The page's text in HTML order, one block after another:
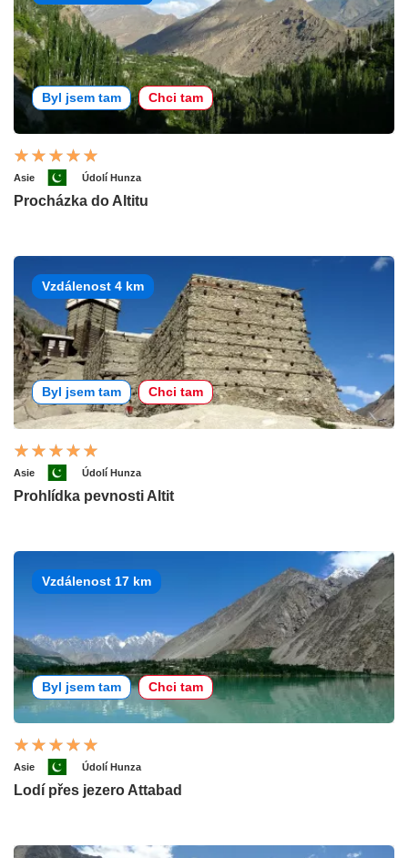
Byl jsem tam Chci tam
Asie Údolí Hunza
Procházka do Altitu
Vzdálenost 4 km
Byl jsem tam Chci tam
Asie Údolí Hunza
Prohlídka pevnosti Altit
Vzdálenost 17 km
Byl jsem tam Chci tam
Asie Údolí Hunza
Lodí přes jezero Attabad